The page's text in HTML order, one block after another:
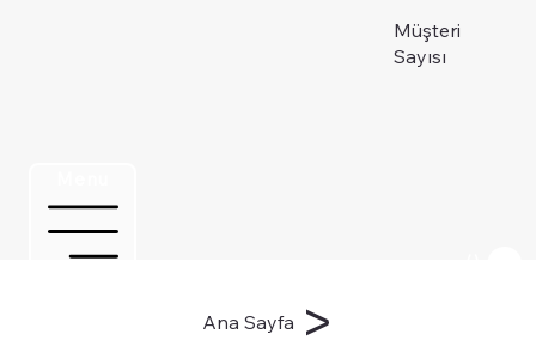
Müşteri
Sayısı
Ana Sayfa >